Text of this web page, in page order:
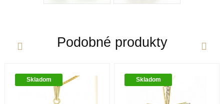
Určenie
Dámske hodinky a šperky sú v dnešnej dobe
prevažne dizajnovou záležitosťou a zdobiaci efekt je
skutočne široká, od rôznych malých decentnejších až
po veľké extravagantné.
Podobné produkty
Skladom Skladom